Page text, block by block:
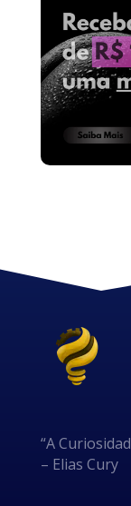
“A
– Elias Cury